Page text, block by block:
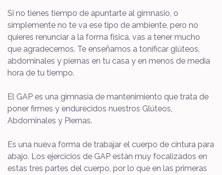
Si no tienes tiempo de apuntarte al gimnasio, o
simplemente no te va ese tipo de ambiente, pero no
quieres renunciar a la forma física, vas a tener mucho
que agradecernos. Te enseñamos a tonificar glúteos,
abdominales y piernas en tu casa y en menos de media
hora de tu tiempo.
El GAP es una gimnasia de mantenimiento que trata de
poner firmes y endurecidos nuestros Glúteos,
Abdominales y Piernas.
Es una nueva forma de trabajar el cuerpo de cintura para
abajo. Los ejercicios de GAP están muy focalizados en
estas tres partes del cuerpo, por lo que en las primeras